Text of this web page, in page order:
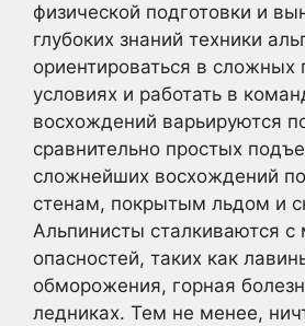
физической подготовки и
глубоких знаний техники
ориентироваться в сложных
условиях и работать в
восхождений варьируются
сравнительно простых
сложнейших восхождений
стенам, покрытым льдом и
Альпинисты сталкиваются
опасностей, таких как
обморожения, горная
ледниках. Тем не менее,